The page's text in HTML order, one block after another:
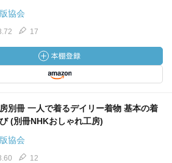
協会
17
別冊 一人で着るデイリー着物 基本の着
(別冊NHKおしゃれ工房)
協会
12